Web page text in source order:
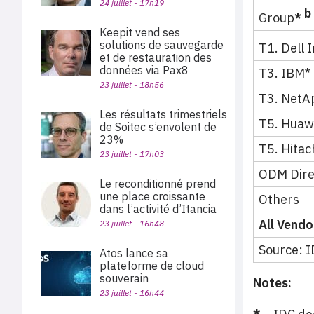
Group* b
T1. Dell
T3. IBM*
T3.
T5.
T5.
ODM
Others
All
Source:
Notes:
24 juillet - 17h19
Keepit vend ses
solutions de sauvegarde
et de restauration des
données via Pax8
23 juillet - 18h56
Les résultats trimestriels
de Soitec s’envolent de
23%
23 juillet - 17h03
Le reconditionné prend
une place croissante
dans l’activité d’Itancia
23 juillet - 16h48
Atos lance sa
plateforme de cloud
souverain
23 juillet - 16h44